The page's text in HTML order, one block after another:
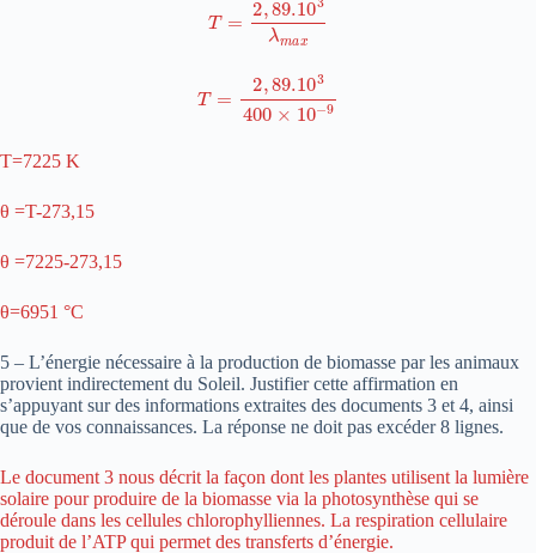
10 400 ×10
T=7225 K
θ =T-273,15
θ =7225-273,15
θ=6951 °C
5 – L’énergie nécessaire à la production de biomasse par les animaux
provient indirectement du Soleil. Justifier cette affirmation en
s’appuyant sur des informations extraites des documents 3 et 4, ainsi
que de vos connaissances. La réponse ne doit pas excéder 8 lignes.
Le document 3 nous décrit la façon dont les plantes utilisent la lumière
solaire pour produire de la biomasse via la photosynthèse qui se
déroule dans les cellules chlorophylliennes. La respiration cellulaire
produit de l’ATP qui permet des transferts d’énergie.